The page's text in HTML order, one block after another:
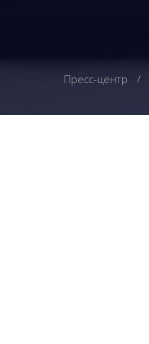
Пресс-центр